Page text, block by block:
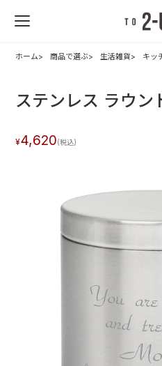
ホーム 商品で選ぶ 生活雑貨 キッ
ステンレス ラウン
4,620